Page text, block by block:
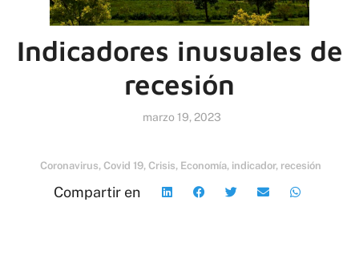
Indicadores inusuales de
recesión
marzo 19, 2023
Coronavirus, Covid 19, Crisis, Economía, indicador, recesión
Compartir en